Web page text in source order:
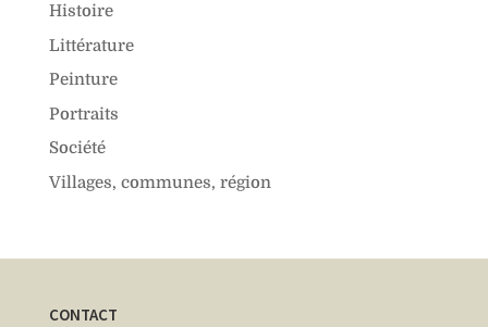
Histoire
Littérature
Peinture
Portraits
Société
Villages, communes, région
CONTACT